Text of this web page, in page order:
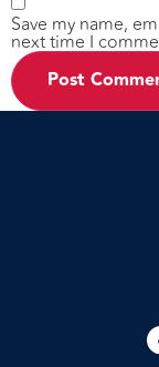
Save my name,
next time I